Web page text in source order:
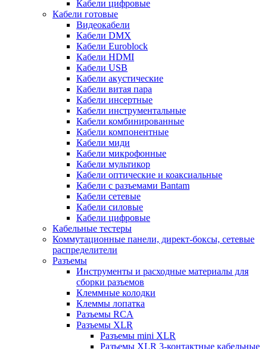
Кабели цифровые
Кабели готовые
Видеокабели
Кабели DMX
Кабели Euroblock
Кабели HDMI
Кабели USB
Кабели акустические
Кабели витая пара
Кабели инсертные
Кабели инструментальные
Кабели комбинированные
Кабели компонентные
Кабели миди
Кабели микрофонные
Кабели мультикор
Кабели оптические и коаксиальные
Кабели с разъемами Bantam
Кабели сетевые
Кабели силовые
Кабели цифровые
Кабельные тестеры
Коммутационные панели, директ-боксы, сетевые
распределители
Разъемы
Инструменты и расходные материалы для
сборки разъемов
Клеммные колодки
Клеммы лопатка
Разъемы RCA
Разъемы XLR
Разъемы mini XLR
Разъемы XLR 3-контактные кабельные